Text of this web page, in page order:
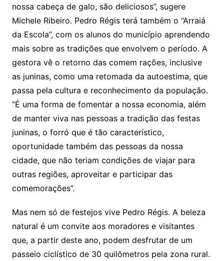
nossa cabeça de galo, são deliciosos”, sugere
Michele Ribeiro. Pedro Régis terá também o “Arraiá
da Escola”, com os alunos do município aprendendo
mais sobre as tradições que envolvem o período. A
gestora vê o retorno das comem rações, inclusive
as juninas, como uma retomada da autoestima, que
passa pela cultura e reconhecimento da população.
“É uma forma de fomentar a nossa economia, além
de manter viva nas pessoas a tradição das festas
juninas, o forró que é tão característico,
oportunidade também das pessoas da nossa
cidade, que não teriam condições de viajar para
outras regiões, aproveitar e participar das
comemorações”.
Mas nem só de festejos vive Pedro Régis. A beleza
natural é um convite aos moradores e visitantes
que, a partir deste ano, podem desfrutar de um
passeio ciclístico de 30 quilômetros pela zona rural.